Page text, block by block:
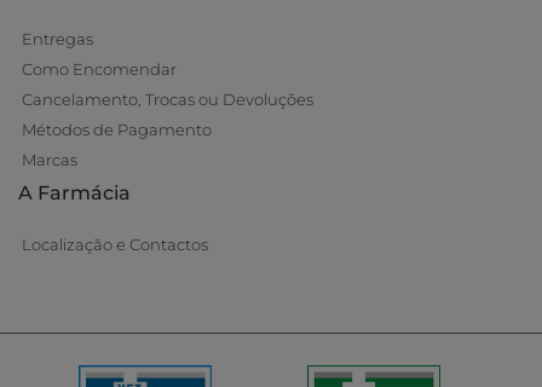
Entregas
Como Encomendar
Cancelamento, Trocas ou Devoluções
Métodos de Pagamento
Marcas
A Farmácia
Localização e Contactos